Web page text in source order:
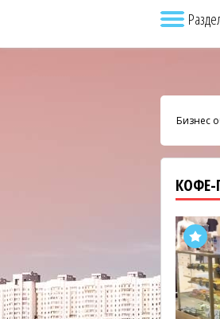
Бизнес
КОФЕ-